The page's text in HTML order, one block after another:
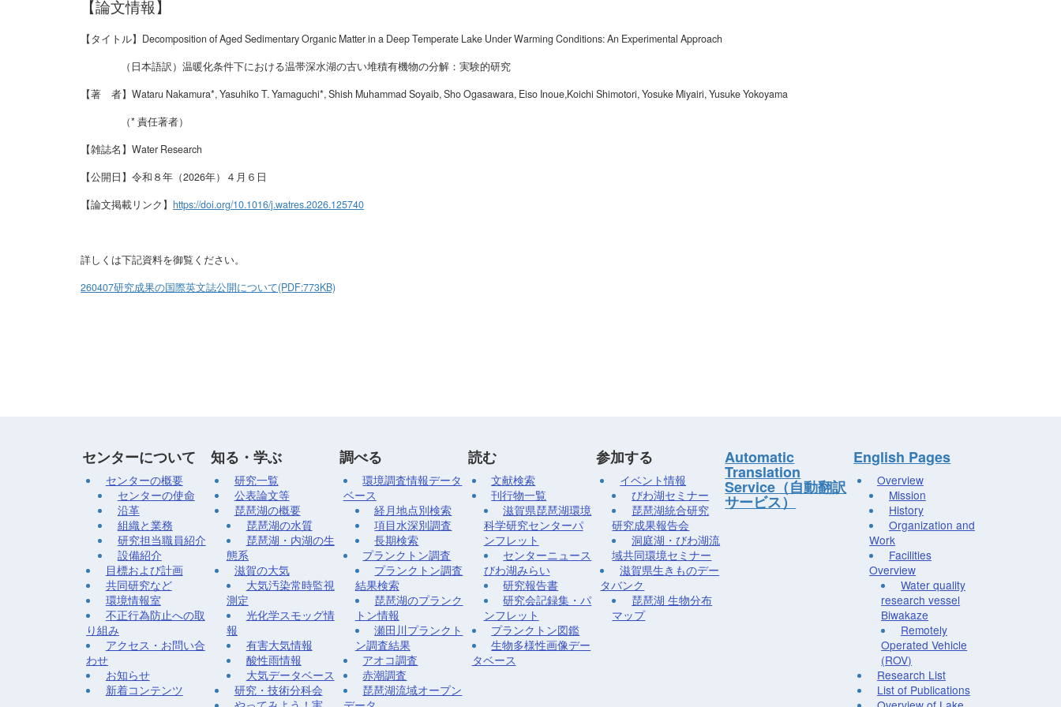
【論文情報】
【タイトル】Decomposition of Aged Sedimentary Organic Matter in a Deep Temperate Lake Under Warming Conditions: An Experimental Approach
（日本語訳）温暖化条件下における温帯深水湖の古い堆積有機物の分解：実験的研究
【著 者】Wataru Nakamura*, Yasuhiko T. Yamaguchi*, Shish Muhammad Soyaib, Sho Ogasawara, Eiso Inoue,Koichi Shimotori, Yosuke Miyairi, Yusuke Yokoyama
（* 責任著者）
【雑誌名】Water Research
【公開日】令和８年（2026年）４月６日
【論文掲載リンク】 https://doi.org/10.1016/j.watres.2026.125740
詳しくは下記資料を御覧ください。
260407研究成果の国際英文誌公開について(PDF:773KB)
センターについて
センターの概要
センターの使命
沿革
組織と業務
研究担当職員紹介
設備紹介
目標および計画
共同研究など
環境情報室
不正行為防止への取
り組み
アクセス・お問い合
わせ
お知らせ
新着コンテンツ
知る・学ぶ
研究一覧
公表論文等
琵琶湖の概要
琵琶湖の水質
琵琶湖・内湖の生
態系
滋賀の大気
大気汚染常時監視
測定
光化学スモッグ情
報
有害大気情報
酸性雨情報
大気データベース
研究・技術分科会
調べる
環境調査情報データ
ベース
経月地点別検索
項目水深別調査
長期検索
プランクトン調査
プランクトン調査
結果検索
琵琶湖のプランク
トン情報
瀬田川プランクト
ン調査結果
アオコ調査
赤潮調査
琵琶湖流域オープン
読む
文献検索
刊行物一覧
滋賀県琵琶湖環境
科学研究センターパ
ンフレット
センターニュース
びわ湖みらい
研究報告書
研究会記録集・パ
ンフレット
プランクトン図鑑
生物多様性画像デー
タベース
参加する
イベント情報
びわ湖セミナー
琵琶湖統合研究
研究成果報告会
洞庭湖・びわ湖流
域共同環境セミナー
滋賀県生きものデー
タバンク
琵琶湖 生物分布
マップ
Automatic
Translation
Service（自動翻訳
サービス）
English Pages
Overview
Mission
History
Organization and
Work
Facilities
Overview
Water quality
research vessel
Biwakaze
Remotely
Operated Vehicle
(ROV)
Research List
List of Publications